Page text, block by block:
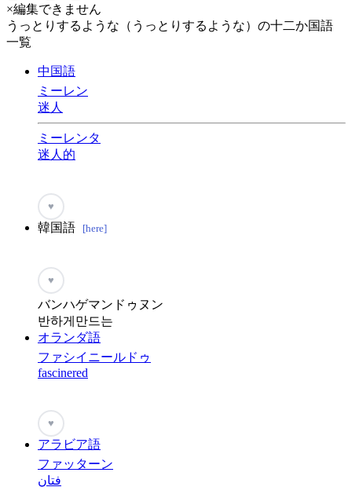
×編集できません
うっとりするような（うっとりするような）の十二か国語
一覧
中国語
ミーレン
迷人
ミーレンタ
迷人的
♥
韓国語 [here]
♥
バンハゲマンドゥヌン
반하게만드는
オランダ語
ファシイニールドゥ
fascinered
♥
アラビア語
ファッターン
فتان